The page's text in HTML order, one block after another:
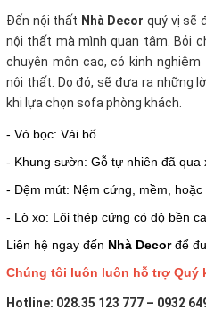
Đến nội thất Nhà Decorquý vị sẽ
nội thất mà mình quan tâm. Bỏi
chuyên môn cao, có kinh
nội thất. Do đó, sẽ đưa ra những
khi lựa chọn sofa phòng khách.
- Vỏ bọc: Vải bố.
- Khung sườn: Gỗ tự nhiên đã qua
- Đệm mút: Nệm cứng, mềm, hoặc
- Lò xo: Lõi thép cứng có độ bền
Liên hệ ngay đến Nhà Decorđể
Chúng tôi luôn luôn hỗ trợ Quý
Hotline: 028.35 123 777 – 0932